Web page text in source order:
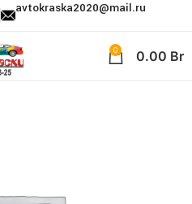
avtokraska2020@mail.ru
0 0.00 Br